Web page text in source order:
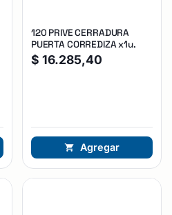
120 PRIVE CERRADURA
PUERTA CORREDIZA x1u.
$ 16.285,40
Agregar